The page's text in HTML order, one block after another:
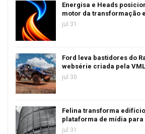
Energisa e Heads
motor da transformação
jul 31
Ford leva bastidores do
websérie criada pela
jul 30
Felina transforma
plataforma de mídia
jul 31